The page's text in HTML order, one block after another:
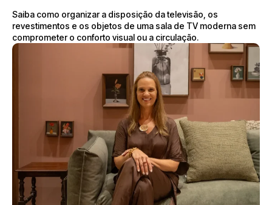
Saiba como organizar a disposição da televisão, os
revestimentos e os objetos de uma sala de TV moderna sem
comprometer o conforto visual ou a circulação.